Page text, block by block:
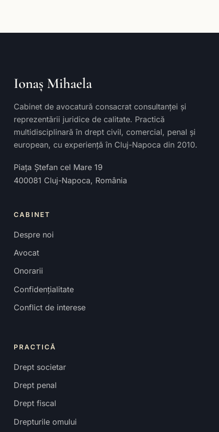
Ionaș Mihaela
Cabinet de avocatură consacrat consultanței și
reprezentării juridice de calitate. Practică
multidisciplinară în drept civil, comercial, penal și
european, cu experiență în Cluj-Napoca din 2010.
Piața Ștefan cel Mare 19
400081 Cluj-Napoca, România
CABINET
Despre noi
Avocat
Onorarii
Confidențialitate
Conflict de interese
PRACTICĂ
Drept societar
Drept penal
Drept fiscal
Drepturile omului